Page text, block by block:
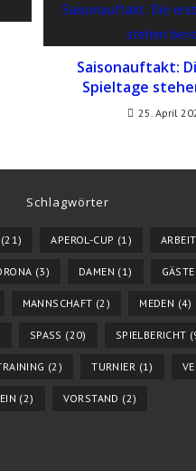
Saisonauftakt:
Spieltage
25. April
Schlagwörter
(21) APEROL-CUP (1)
(3) DAMEN (1) GÄSTE
MANNSCHAFT (2) MEDEN (4)
SPASS (20) SPIELBERICHT
(2) TURNIER (1)
(2) VORSTAND (2)